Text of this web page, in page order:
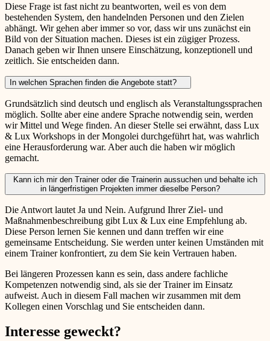
Diese Frage ist fast nicht zu beantworten, weil es von dem
bestehenden System, den handelnden Personen und den Zielen
abhängt. Wir gehen aber immer so vor, dass wir uns zunächst ein
Bild von der Situation machen. Dieses ist ein zügiger Prozess.
Danach geben wir Ihnen unsere Einschätzung, konzeptionell und
zeitlich. Sie entscheiden dann.
In welchen Sprachen finden die Angebote statt?
Grundsätzlich sind deutsch und englisch als Veranstaltungssprachen
möglich. Sollte aber eine andere Sprache notwendig sein, werden
wir Mittel und Wege finden. An dieser Stelle sei erwähnt, dass Lux
& Lux Workshops in der Mongolei durchgeführt hat, was wahrlich
eine Herausforderung war. Aber auch die haben wir möglich
gemacht.
Kann ich mir den Trainer oder die Trainerin aussuchen und behalte ich
in längerfristigen Projekten immer dieselbe Person?
Die Antwort lautet Ja und Nein. Aufgrund Ihrer Ziel- und
Maßnahmenbeschreibung gibt Lux & Lux eine Empfehlung ab.
Diese Person lernen Sie kennen und dann treffen wir eine
gemeinsame Entscheidung. Sie werden unter keinen Umständen mit
einem Trainer konfrontiert, zu dem Sie kein Vertrauen haben.
Bei längeren Prozessen kann es sein, dass andere fachliche
Kompetenzen notwendig sind, als sie der Trainer im Einsatz
aufweist. Auch in diesem Fall machen wir zusammen mit dem
Kollegen einen Vorschlag und Sie entscheiden dann.
Interesse geweckt?